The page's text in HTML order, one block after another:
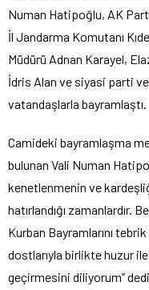
Numan Hatipoğlu, AK
İl Jandarma Komutanı
Müdürü Adnan Karayel,
İdris Alan ve siyasi parti
vatandaşlarla bayramlaştı.
Camideki bayramlaşma
bulunan Vali Numan
kenetlenmenin ve
hatırlandığı zamanlardır.
Kurban Bayramlarını
dostlarıyla birlikte huzur
geçirmesini diliyorum” dedi.